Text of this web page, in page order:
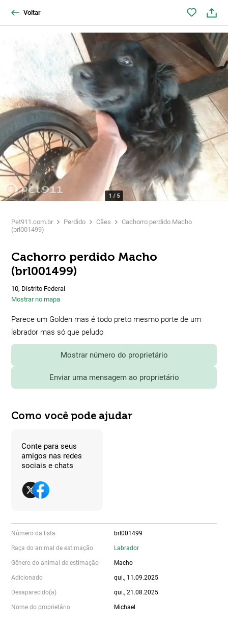
Voltar
1 / 5
Pet911.com.br Perdido Cães
Cachorro perdido Macho
(brl001499)
Cachorro perdido Macho
(brl001499)
10, Distrito Federal
Mostrar no mapa
Parece um Golden mas é todo preto mesmo porte de um
labrador mas só que peludo
Mostrar número do proprietário
Enviar uma mensagem ao proprietário
Como você pode ajudar
Conte para seus
amigos nas redes
sociais e chats
Número da lista brl001499
Raça do animal de estimação Labrador
Gênero do animal de estimação Macho
Adicionado qui., 11.09.2025
Desaparecido(a) qui., 21.08.2025
Nome do proprietário Michael